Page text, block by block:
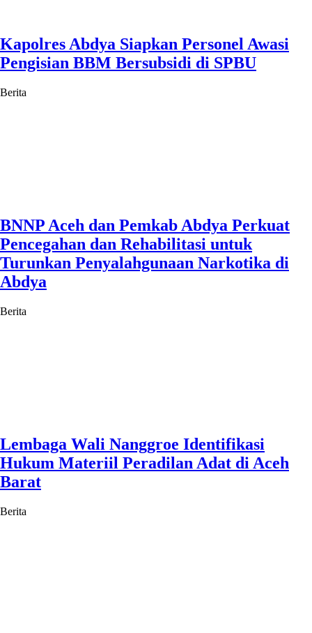
Kapolres Abdya Siapkan Personel Awasi
Pengisian BBM Bersubsidi di SPBU
Berita
BNNP Aceh dan Pemkab Abdya Perkuat
Pencegahan dan Rehabilitasi untuk
Turunkan Penyalahgunaan Narkotika di
Abdya
Berita
Lembaga Wali Nanggroe Identifikasi
Hukum Materiil Peradilan Adat di Aceh
Barat
Berita